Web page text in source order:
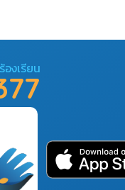
งเรียน